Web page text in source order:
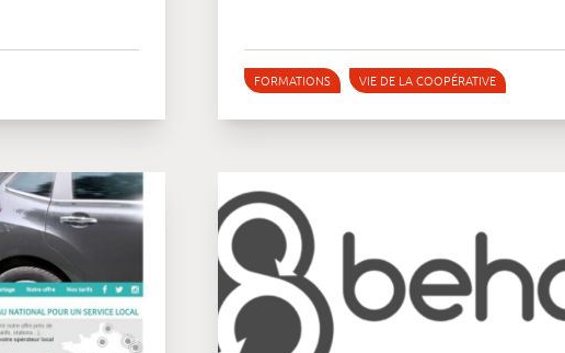
FORMATIONS VIE DE LA COOPÉRATIVE